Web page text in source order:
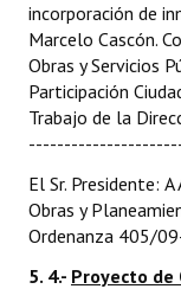
incorporación de
Marcelo Cascón.
Obras y Servicios
Participación
Trabajo de la
El Sr. Presidente:
Obras y
Ordenanza 405/
5. 4.- Proyecto de